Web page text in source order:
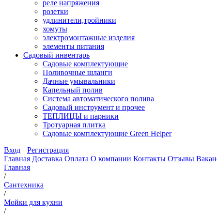
реле напряжения
розетки
удлинители,тройники
хомуты
электромонтажные изделия
элементы питания
Садовый инвентарь
Садовые комплектующие
Поливочные шланги
Дачные умывальники
Капельный полив
Система автоматического полива
Садовый инструмент и прочее
ТЕПЛИЦЫ и парники
Тротуарная плитка
Садовые комплектующие Green Helper
Вход
Регистрация
Главная Доставка Оплата О компании Контакты Отзывы
Главная
/
Сантехника
/
Мойки для кухни
/